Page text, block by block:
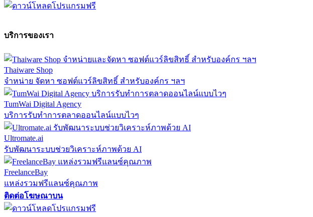
บริการของเรา
Thaiware Shop
จำหน่าย จัดหา ซอฟต์แวร์ลิขสิทธิ์ สำหรับองค์กร ฯลฯ
TumWai Digital Agency
บริการรับทำการตลาดออนไลน์แบบไวๆ
Ultromate.ai
รับพัฒนาระบบช่วยวิเคราะห์ภาพด้วย AI
FreelanceBay
แหล่งรวมฟรีแลนซ์คุณภาพ
ติดต่อโฆษณาบน